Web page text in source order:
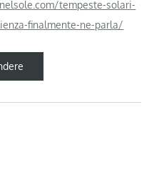
tempeste-solari-
finalmente-ne-parla/